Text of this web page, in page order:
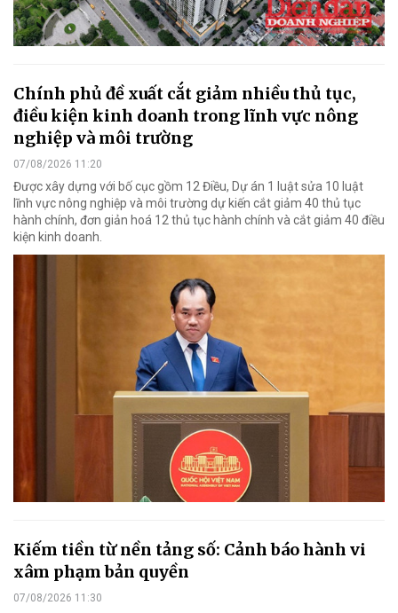
Chính phủ đề xuất cắt giảm nhiều thủ tục,
điều kiện kinh doanh trong lĩnh vực nông
nghiệp và môi trường
07/08/2026 11:20
Được xây dựng với bố cục gồm 12 Điều, Dự án 1 luật sửa 10 luật
lĩnh vực nông nghiệp và môi trường dự kiến cắt giảm 40 thủ tục
hành chính, đơn giản hoá 12 thủ tục hành chính và cắt giảm 40 điều
kiện kinh doanh.
Kiếm tiền từ nền tảng số: Cảnh báo hành vi
xâm phạm bản quyền
07/08/2026 11:30